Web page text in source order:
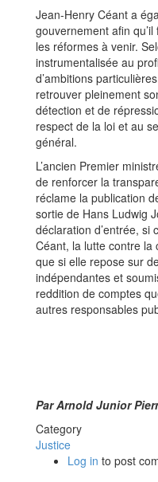
Jean-Henry Céant a
gouvernement afin
les réformes à venir.
instrumentalisée au
d’ambitions
retrouver pleinement
détection et de
respect de la loi et au
général.
L’ancien Premier
de renforcer la
réclame la publication
sortie de Hans Ludwig
déclaration d’entrée, si
Céant, la lutte contre
que si elle repose sur
indépendantes et
reddition de comptes
autres responsables
Par Arnold Junior
Category
Justice
Log in to post